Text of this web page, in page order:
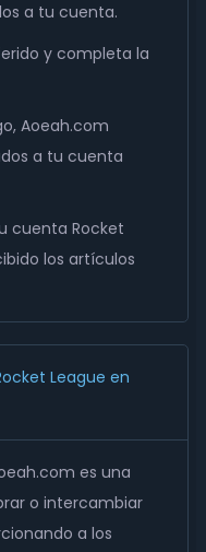
a tu cuenta.
y completa la
Aoeah.com
a tu cuenta
cuenta Rocket
los artículos
League en
es una
o intercambiar
a los